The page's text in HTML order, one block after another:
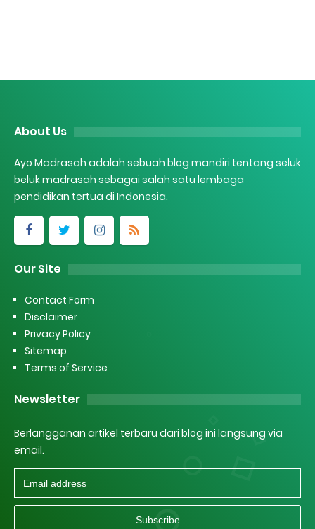
About Us
Ayo Madrasah adalah sebuah blog mandiri tentang seluk
beluk madrasah sebagai salah satu lembaga
pendidikan tertua di Indonesia.
Our Site
Contact Form
Disclaimer
Privacy Policy
Sitemap
Terms of Service
Newsletter
Berlangganan artikel terbaru dari blog ini langsung via
email.